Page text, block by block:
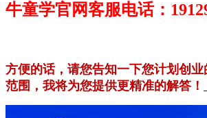
牛童学官网客服电话：
方便的话，请您告知一下您计划创
范围，我将为您提供更精准的解答！